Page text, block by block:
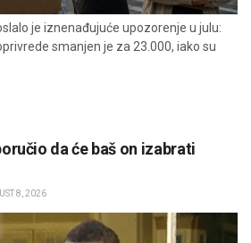
je iznenađujuće upozorenje u julu:
smanjen je za 23.000, iako su
da će baš on izabrati
8, 2026